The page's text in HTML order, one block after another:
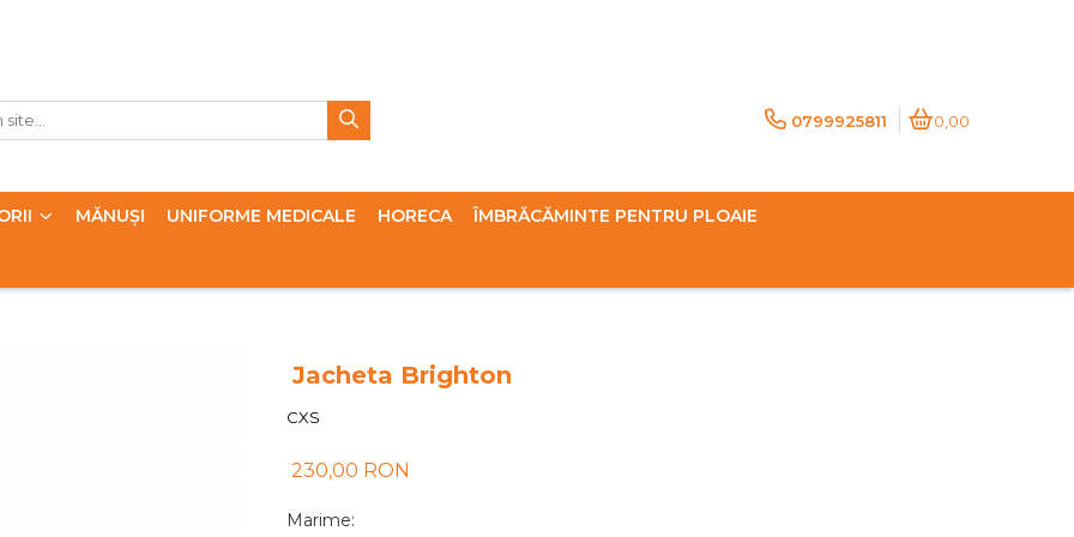
0799925811 0,00
MĂNUȘI UNIFORME MEDICALE HORECA ÎMBRĂCĂMINTE PENTRU PLOAIE
Jacheta Brighton
CXS
230,00 RON
Marime: